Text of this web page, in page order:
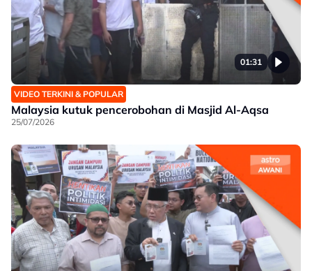
01:31
VIDEO TERKINI & POPULAR
Malaysia kutuk pencerobohan di Masjid Al-Aqsa
25/07/2026